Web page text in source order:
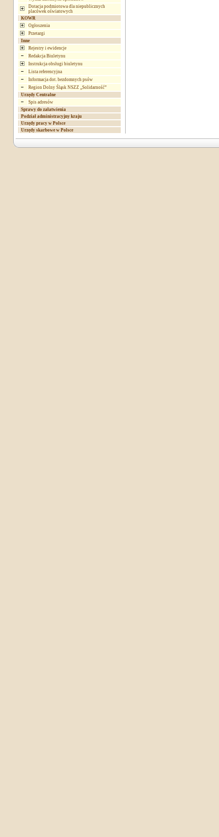
Dotacja podmiotowa dla niepublicznych
placówek oświatowych
KOWR
Ogłoszenia
Przetargi
Inne
Rejestry i ewidencje
Redakcja Biuletynu
Instrukcja obsługi biuletynu
Lista referencyjna
Informacja dot. bezdomnych psów
Region Dolny Śląsk NSZZ „Solidarność”
Urzędy Centralne
Spis adresów
Sprawy do załatwienia
Podział administracyjny kraju
Urzędy pracy w Polsce
Urzędy skarbowe w Polsce